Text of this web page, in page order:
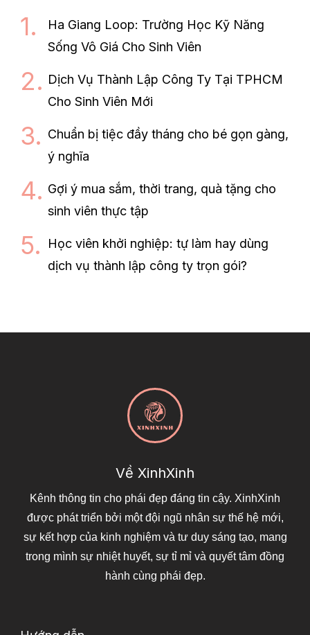
Ha Giang Loop: Trường Học Kỹ Năng
Sống Vô Giá Cho Sinh Viên
Dịch Vụ Thành Lập Công Ty Tại TPHCM
Cho Sinh Viên Mới
Chuẩn bị tiệc đầy tháng cho bé gọn gàng,
ý nghĩa
Gợi ý mua sắm, thời trang, quà tặng cho
sinh viên thực tập
Học viên khởi nghiệp: tự làm hay dùng
dịch vụ thành lập công ty trọn gói?
Về XinhXinh
Kênh thông tin cho phái đẹp đáng tin cậy. XinhXinh
được phát triển bởi một đội ngũ nhân sự thế hệ mới,
sự kết hợp của kinh nghiệm và tư duy sáng tạo, mang
trong mình sự nhiệt huyết, sự tỉ mỉ và quyết tâm đồng
hành cùng phái đẹp.